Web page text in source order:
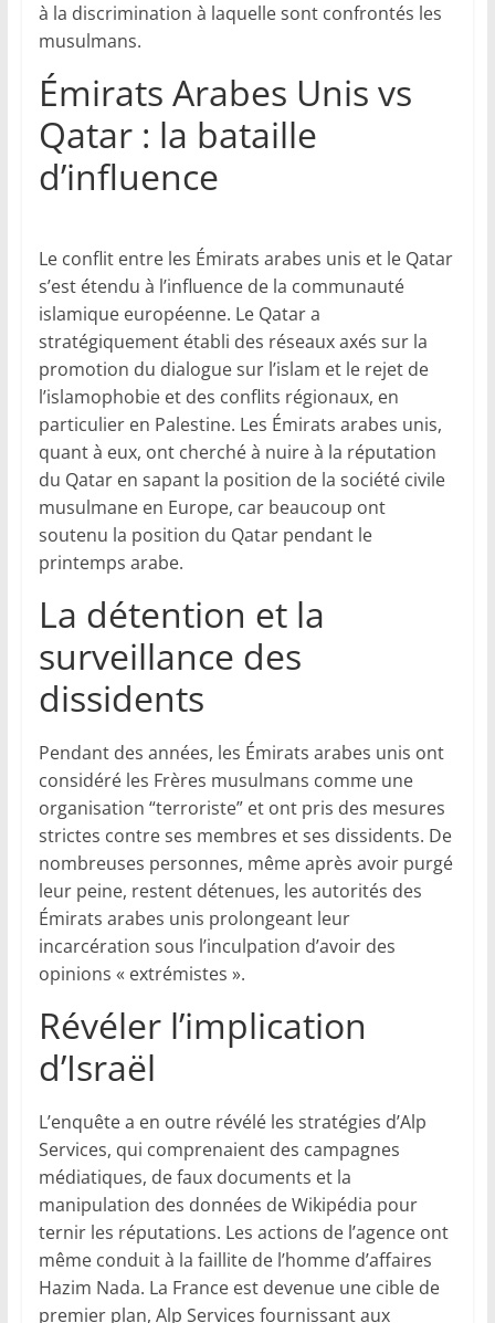
à la discrimination à laquelle sont confrontés les
musulmans.
Émirats Arabes Unis vs
Qatar : la bataille
d’influence
Le conflit entre les Émirats arabes unis et le Qatar
s’est étendu à l’influence de la communauté
islamique européenne. Le Qatar a
stratégiquement établi des réseaux axés sur la
promotion du dialogue sur l’islam et le rejet de
l’islamophobie et des conflits régionaux, en
particulier en Palestine. Les Émirats arabes unis,
quant à eux, ont cherché à nuire à la réputation
du Qatar en sapant la position de la société civile
musulmane en Europe, car beaucoup ont
soutenu la position du Qatar pendant le
printemps arabe.
La détention et la
surveillance des
dissidents
Pendant des années, les Émirats arabes unis ont
considéré les Frères musulmans comme une
organisation “terroriste” et ont pris des mesures
strictes contre ses membres et ses dissidents. De
nombreuses personnes, même après avoir purgé
leur peine, restent détenues, les autorités des
Émirats arabes unis prolongeant leur
incarcération sous l’inculpation d’avoir des
opinions « extrémistes ».
Révéler l’implication
d’Israël
L’enquête a en outre révélé les stratégies d’Alp
Services, qui comprenaient des campagnes
médiatiques, de faux documents et la
manipulation des données de Wikipédia pour
ternir les réputations. Les actions de l’agence ont
même conduit à la faillite de l’homme d’affaires
Hazim Nada. La France est devenue une cible de
premier plan, Alp Services fournissant aux